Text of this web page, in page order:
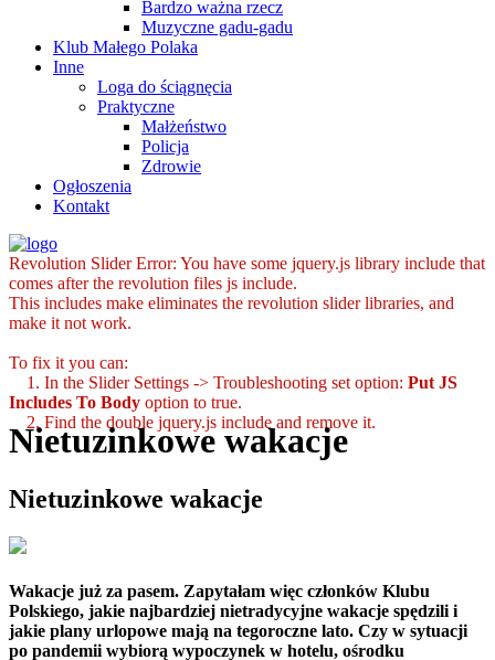
Bardzo ważna rzecz
Muzyczne gadu-gadu
Klub Małego Polaka
Inne
Loga do ściągnęcia
Praktyczne
Małżeństwo
Policja
Zdrowie
Ogłoszenia
Kontakt
Revolution Slider Error: You have some jquery.js library include that
comes after the revolution files js include.
This includes make eliminates the revolution slider libraries, and
make it not work.
To fix it you can:
1. In the Slider Settings -> Troubleshooting set option: Put JS
Includes To Body option to true.
2. Find the double jquery.js include and remove it.
Nietuzinkowe wakacje
Nietuzinkowe wakacje
Wakacje już za pasem. Zapytałam więc członków Klubu
Polskiego, jakie najbardziej nietradycyjne wakacje spędzili i
jakie plany urlopowe mają na tegoroczne lato. Czy w sytuacji
po pandemii wybiorą wypoczynek w hotelu, ośrodku